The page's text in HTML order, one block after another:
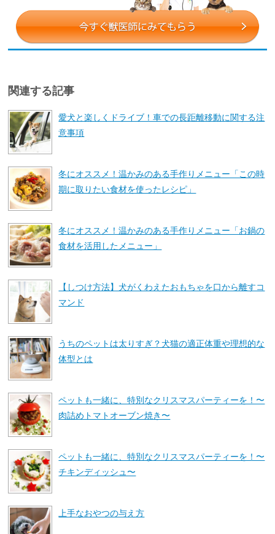
関連する記事
愛犬と楽しくドライブ！車での長距離移動に関する注
意事項
冬にオススメ！温かみのある手作りメニュー「この時
期に取りたい食材を使ったレシピ」
冬にオススメ！温かみのある手作りメニュー「お鍋の
食材を活用したメニュー」
【しつけ方法】犬がくわえたおもちゃを口から離すコ
マンド
うちのペットは太りすぎ？犬猫の適正体重や理想的な
体型とは
ペットも一緒に、特別なクリスマスパーティーを！〜
肉詰めトマトオーブン焼き〜
ペットも一緒に、特別なクリスマスパーティーを！〜
チキンディッシュ〜
上手なおやつの与え方